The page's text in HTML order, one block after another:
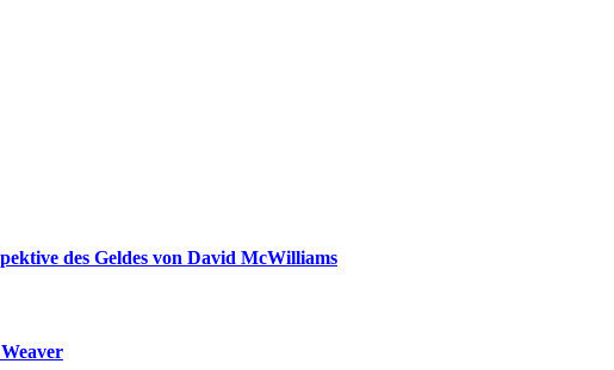
des Geldes von David McWilliams